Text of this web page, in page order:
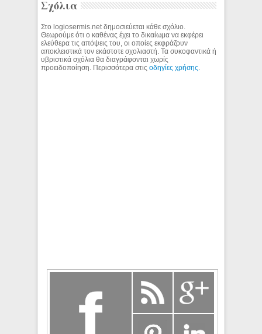
Σχόλια
Στο logiosermis.net δημοσιεύεται κάθε σχόλιο.
Θεωρούμε ότι ο καθένας έχει το δικαίωμα να εκφέρει
ελεύθερα τις απόψεις του, οι οποίες εκφράζουν
αποκλειστικά τον εκάστοτε σχολιαστή. Τα συκοφαντικά ή
υβριστικά σχόλια θα διαγράφονται χωρίς
προειδοποίηση. Περισσότερα στιςοδηγίες χρήσης